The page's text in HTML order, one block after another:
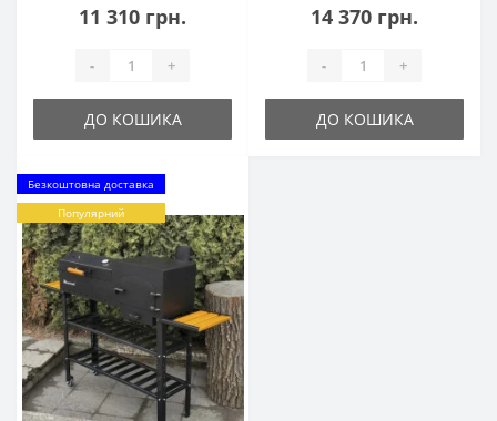
11 310 грн.
- +
ДО КОШИКА
14 370 грн.
- +
ДО КОШИКА
Безкоштовна доставка
Популярний